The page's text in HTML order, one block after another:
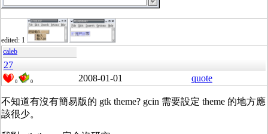
edited: 1
caleb
27
0 0 2008-01-01 quote
不知道有沒有簡易版的 gtk theme? gcin 需要設定 theme 的地方應
該很少。